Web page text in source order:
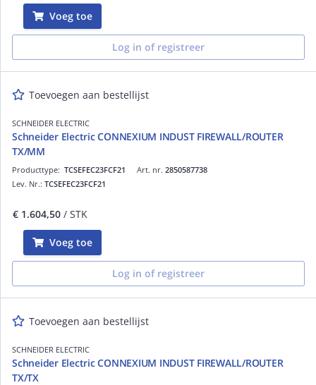
Voeg toe
Log in of registreer
Toevoegen aan bestellijst
SCHNEIDER ELECTRIC
Schneider Electric CONNEXIUM INDUST FIREWALL/ROUTER
TX/MM
Art. nr. 2850587738
Producttype: TCSEFEC23FCF21
Lev. Nr.: TCSEFEC23FCF21
€ 1.604,50 / STK
Voeg toe
Log in of registreer
Toevoegen aan bestellijst
SCHNEIDER ELECTRIC
Schneider Electric CONNEXIUM INDUST FIREWALL/ROUTER
TX/TX